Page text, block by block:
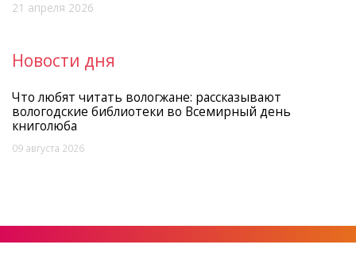
21 апреля 2026
Новости дня
Что любят читать вологжане: рассказывают
вологодские библиотеки во Всемирный день
книголюба
09 августа 2026